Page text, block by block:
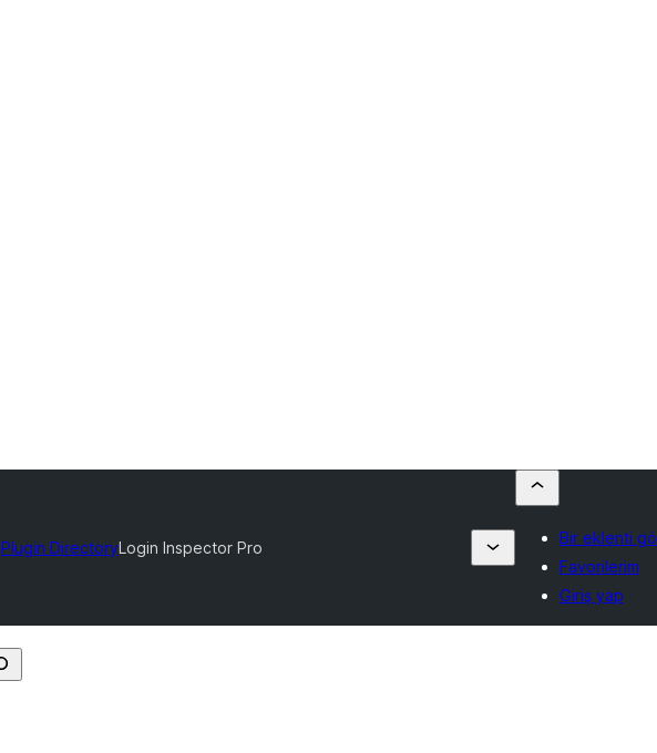
Plugin DirectoryLogin Inspector Pro
Bir eklenti
Favorilerim
Giriş yap